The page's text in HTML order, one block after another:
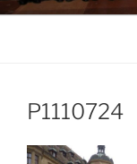
P1110724